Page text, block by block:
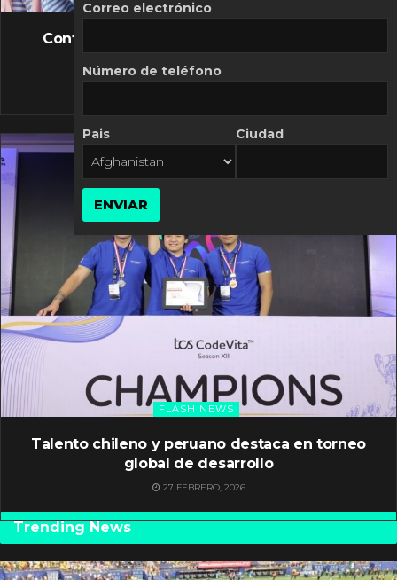
FLASH NEWS
Controversia de Mercado Libre por costos
10 MARZO, 2026
FLASH NEWS
Talento chileno y peruano destaca en torneo
global de desarrollo
27 FEBRERO, 2026
Trending News
Correo electrónico
Número de teléfono
Pais Ciudad
ENVIAR